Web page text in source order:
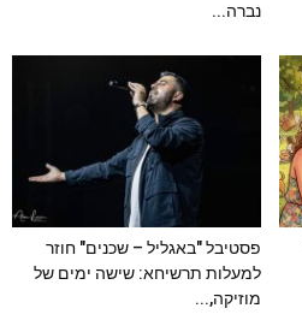
נברה...
פסטיבל "באגליל – שכנים" חוזר
למעלות תרשיחא: שישה ימים של
מוזיקה,...